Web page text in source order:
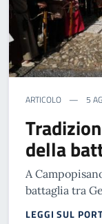
ARTICOLO 5
della
A
battaglia tra
LEGGI SUL